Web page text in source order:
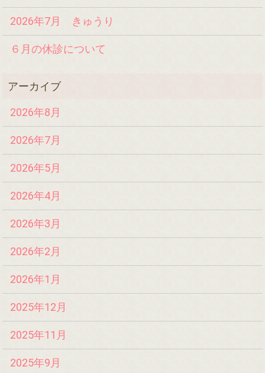
2026年7月 きゅうり
６月の休診について
2026年8月
2026年7月
2026年5月
2026年4月
2026年3月
2026年2月
2026年1月
2025年12月
2025年11月
2025年9月